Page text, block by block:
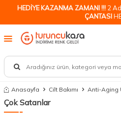
HEDİYE KAZANMA ZAMANI !!! 2
ÇANTASI
Anasayfa Cilt Bakımı Anti-Aging
Çok Satanlar